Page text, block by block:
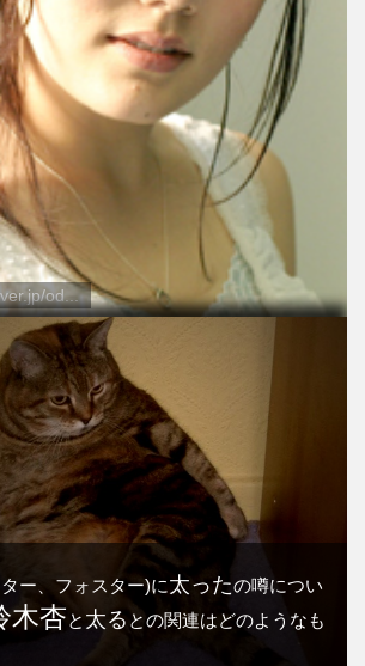
od...
ー、フォスター)に太ったの噂につい
木杏と 太る との関連はどのようなも